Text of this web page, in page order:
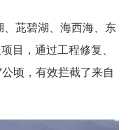
茈碧湖、海西海、东
目，通过工程修复、
顷，有效拦截了来自